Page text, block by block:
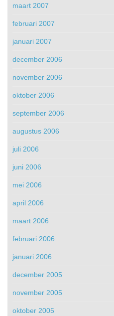
maart 2007
februari 2007
januari 2007
december 2006
november 2006
oktober 2006
september 2006
augustus 2006
juli 2006
juni 2006
mei 2006
april 2006
maart 2006
februari 2006
januari 2006
december 2005
november 2005
oktober 2005